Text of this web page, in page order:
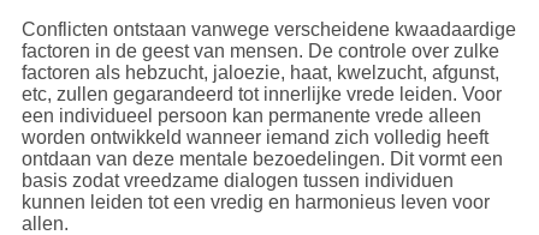
Conflicten ontstaan vanwege verscheidene kwaadaardige
factoren in de geest van mensen. De controle over zulke
factoren als hebzucht, jaloezie, haat, kwelzucht, afgunst,
etc, zullen gegarandeerd tot innerlijke vrede leiden. Voor
een individueel persoon kan permanente vrede alleen
worden ontwikkeld wanneer iemand zich volledig heeft
ontdaan van deze mentale bezoedelingen. Dit vormt een
basis zodat vreedzame dialogen tussen individuen
kunnen leiden tot een vredig en harmonieus leven voor
allen.